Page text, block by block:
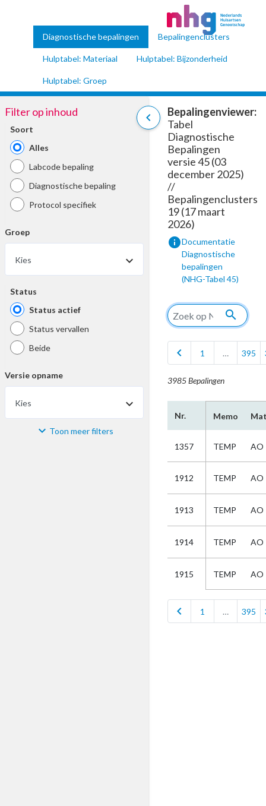
Diagnostische bepalingen Bepalingenclusters
Hulptabel: Materiaal Hulptabel: Bijzonderheid
Hulptabel: Groep
chevron_left
Filter op inhoud
Soort
Alles
Labcode bepaling
Diagnostische bepaling
Protocol specifiek
Groep
Kies
Status
Status actief
Status vervallen
Beide
Versie opname
Kies
Materiaal Toon meer filters
Bepalingenviewer:
Tabel
Diagnostische
Bepalingen
versie 45 (03
december 2025)
//
Bepalingenclusters
19 (17 maart
2026)
infoDocumentatie
Diagnostische
bepalingen
(NHG-Tabel 45)
search
chevron_left 1 … 395
3985 Bepalingen
Nr. Memo
1357 TEMP AO
1912 TEMP AO
1913 TEMP AO
1914 TEMP AO
1915 TEMP AO
chevron_left 1 … 395